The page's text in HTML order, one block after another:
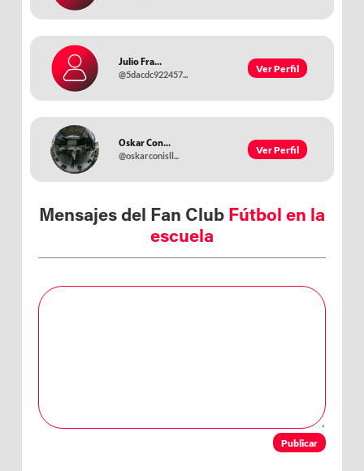
Julio Fra...
@5dacdc922457... Ver Perfil
Oskar Con...
@oskarconisll... Ver Perfil
Mensajes del Fan Club Fútbol en la
escuela
Publicar